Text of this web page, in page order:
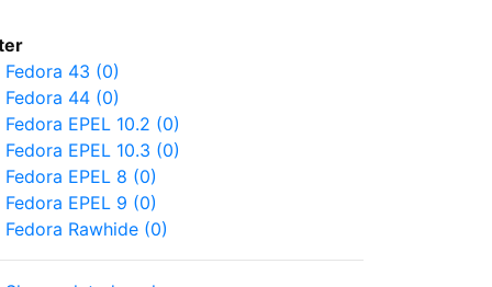
Fedora 43 (0)
Fedora 44 (0)
Fedora EPEL 10.2 (0)
Fedora EPEL 10.3 (0)
Fedora EPEL 8 (0)
Fedora EPEL 9 (0)
Fedora Rawhide (0)